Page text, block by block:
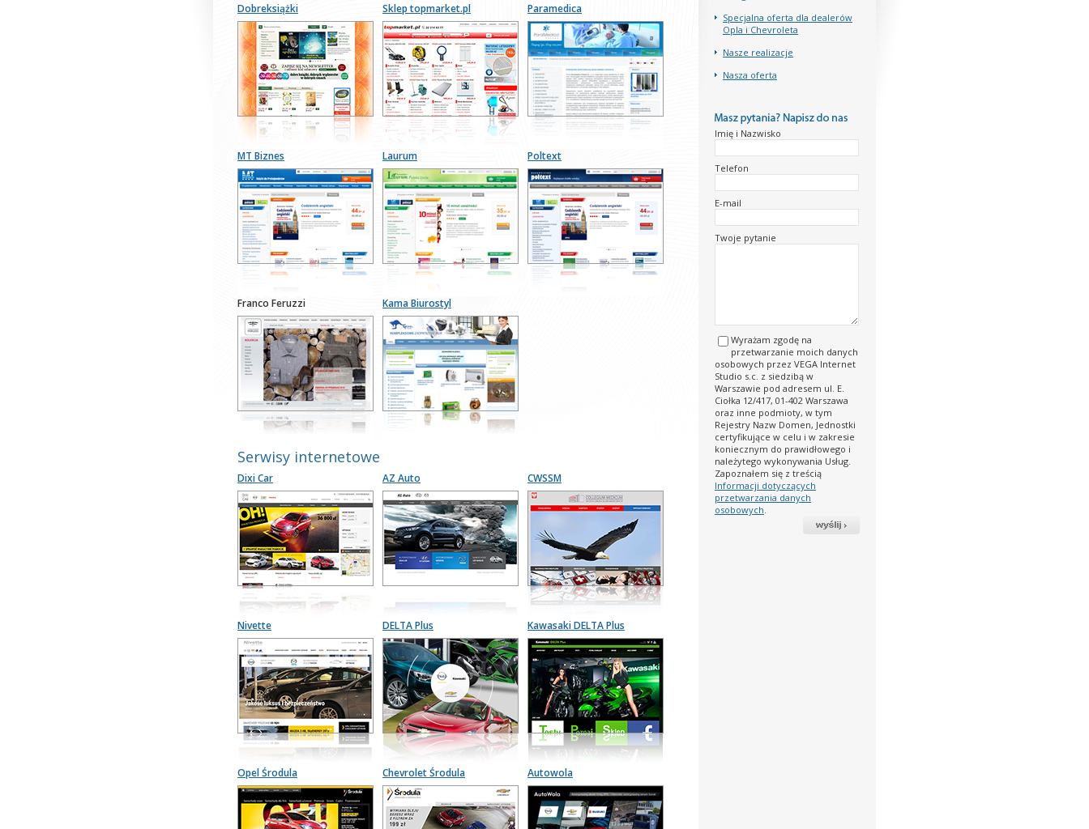
Dobreksiążki Sklep topmarket.pl Paramedica
MT Biznes Laurum Poltext
Franco Feruzzi Kama Biurostyl
Serwisy internetowe
Dixi Car AZ Auto CWSSM
Nivette DELTA Plus Kawasaki DELTA Plus
Opel Środula Chevrolet Środula Autowola
Specjalna oferta dla dealerów
Opla i Chevroleta
Nasze realizacje
Nasza oferta
Imię i Nazwisko
Telefon
E-mail
Twoje pytanie
Wyrażam zgodę na
przetwarzanie moich danych
osobowych przez VEGA Internet
Studio s.c. z siedzibą w
Warszawie pod adresem ul. E.
Ciołka 12/417, 01-402 Warszawa
oraz inne podmioty, w tym
Rejestry Nazw Domen, Jednostki
certyfikujące w celu i w zakresie
koniecznym do prawidłowego i
należytego wykonywania Usług.
Zapoznałem się z treścią
Informacji dotyczących
przetwarzania danych
osobowych.